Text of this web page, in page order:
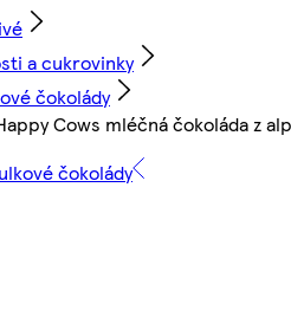
a cukrovinky
čokolády
Cows mléčná čokoláda z
čokolády